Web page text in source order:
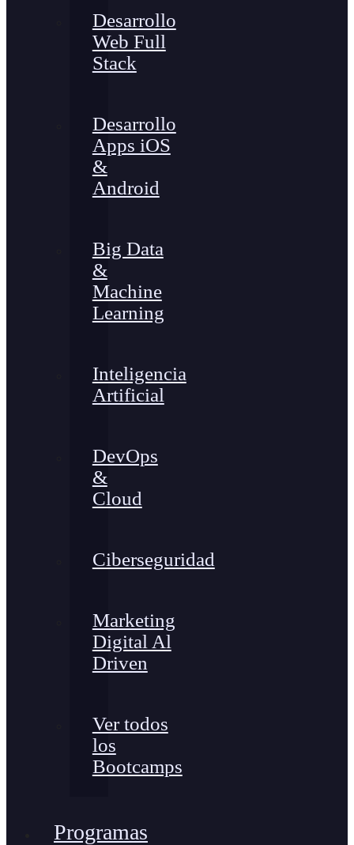
Desarrollo
Web Full
Stack
Desarrollo
Apps iOS
&
Android
Big Data
&
Machine
Learning
Inteligencia
Artificial
DevOps
&
Cloud
Ciberseguridad
Marketing
Digital Al
Driven
Ver todos
los
Bootcamps
Programas